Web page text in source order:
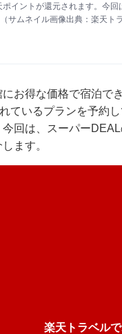
イントが還元されます。今
サムネイル画像出典：楽天トラ
お得な価格で宿泊でき
ているプランを予約
回は、スーパー
ます。
楽天トラベル